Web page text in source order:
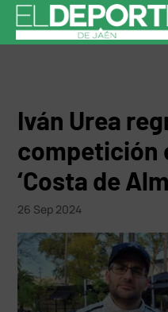
Iván Urea
competición
‘Costa de
26 Sep 2024